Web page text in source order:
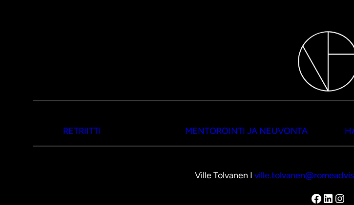
RETRIITTI MENTOROINTI JA NEUVONTA
Ville Tolvanen I
Facebook